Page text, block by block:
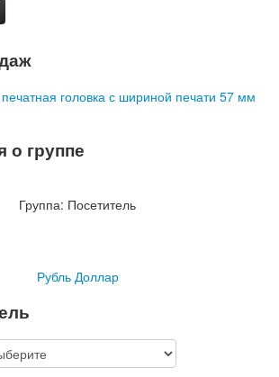
головка с шириной печати 57 мм
группе
Группа: Посетитель
Рубль Доллар